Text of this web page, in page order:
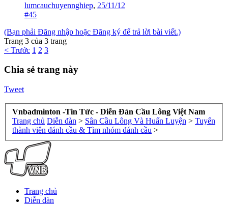
lumcauchuyennghiep, 25/11/12
#45
(Bạn phải Đăng nhập hoặc Đăng ký để trả lời bài viết.)
Trang 3 của 3 trang
< Trước 1 2 3
Chia sẻ trang này
Tweet
Vnbadminton -Tin Tức - Diễn Đàn Cầu Lông Việt Nam
Trang chủ Diễn đàn > Sân Cầu Lông Và Huấn Luyện > Tuyển
thành viên đánh cầu & Tìm nhóm đánh cầu >
Trang chủ
Diễn đàn